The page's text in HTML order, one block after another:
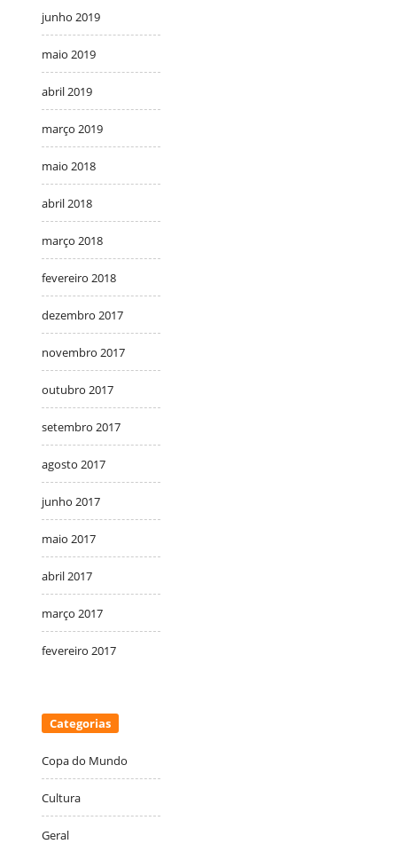
junho 2019
maio 2019
abril 2019
março 2019
maio 2018
abril 2018
março 2018
fevereiro 2018
dezembro 2017
novembro 2017
outubro 2017
setembro 2017
agosto 2017
junho 2017
maio 2017
abril 2017
março 2017
fevereiro 2017
Categorias
Copa do Mundo
Cultura
Geral